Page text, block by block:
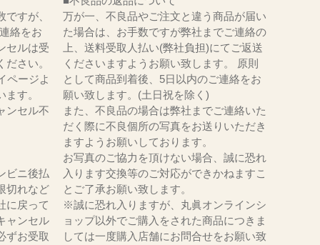
すが、
絡をお
セルは受
さい。
ページよ
す。
ンセル不
ビニ後払
切れなど
に戻って
ャンセル
ずお受取
万が一、不良品やご注文と違う商品が届い
た場合は、お手数ですが弊社までご連絡の
上、送料受取人払い(弊社負担)にてご返送
くださいますようお願い致します。 原則
として商品到着後、5日以内のご連絡をお
願い致します。(土日祝を除く)
また、不良品の場合は弊社までご連絡いた
だく際に不良個所の写真をお送りいただき
ますようお願いしております。
お写真のご協力を頂けない場合、誠に恐れ
入ります交換等のご対応ができかねますこ
とご了承お願い致します。
※誠に恐れ入りますが、丸眞オンラインシ
ョップ以外でご購入をされた商品につきま
しては一度購入店舗にお問合せをお願い致